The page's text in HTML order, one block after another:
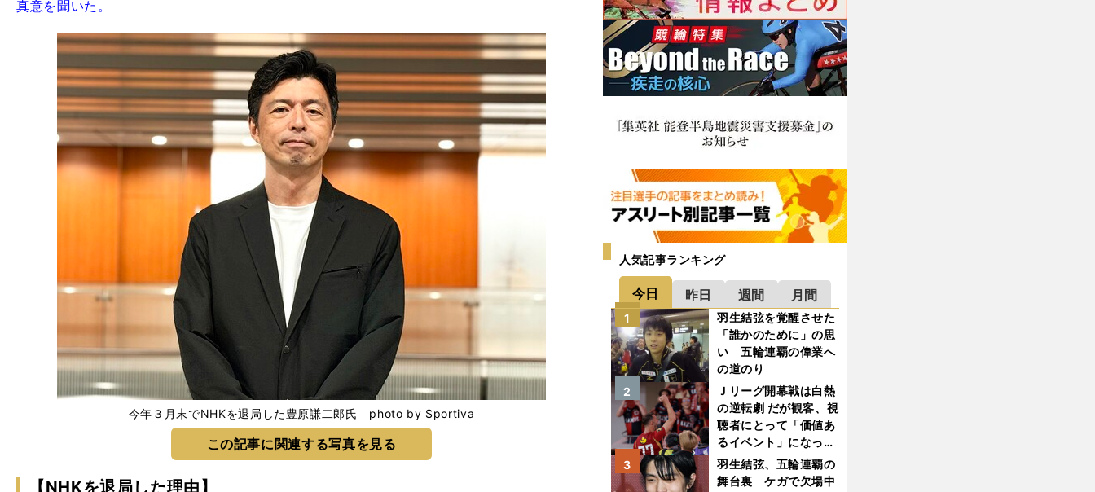
真意を聞いた。
今年３月末でNHKを退局した豊原謙二郎氏 photo by Sportiva
この記事に関連する写真を見る
【NHKを退局した理由】
人気記事ランキング
今日 昨日 週間 月間
羽生結弦を覚醒させた
「誰かのために」の思
い 五輪連覇の偉業へ
の道のり
1
Ｊリーグ開幕戦は白熱
の逆転劇 だが観客、視
聴者にとって「価値あ
るイベント」になって
いたか
2
羽生結弦、五輪連覇の
舞台裏 ケガで欠場中
3